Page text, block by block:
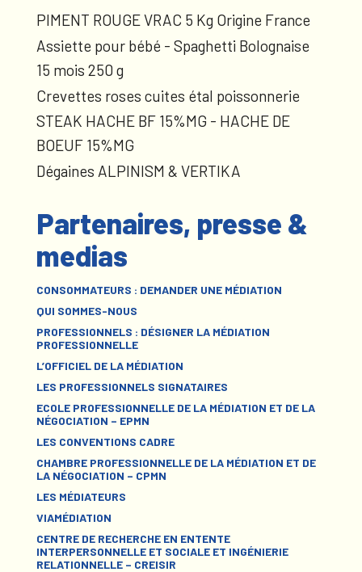
PIMENT ROUGE VRAC 5 Kg Origine France
Assiette pour bébé - Spaghetti Bolognaise
15 mois 250 g
Crevettes roses cuites étal poissonnerie
STEAK HACHE BF 15%MG - HACHE DE
BOEUF 15%MG
Dégaines ALPINISM & VERTIKA
Partenaires, presse &
medias
CONSOMMATEURS : DEMANDER UNE MÉDIATION
QUI SOMMES-NOUS
PROFESSIONNELS : DÉSIGNER LA MÉDIATION
PROFESSIONNELLE
L’OFFICIEL DE LA MÉDIATION
LES PROFESSIONNELS SIGNATAIRES
ECOLE PROFESSIONNELLE DE LA MÉDIATION ET DE LA
NÉGOCIATION – EPMN
LES CONVENTIONS CADRE
CHAMBRE PROFESSIONNELLE DE LA MÉDIATION ET DE
LA NÉGOCIATION – CPMN
LES MÉDIATEURS
VIAMÉDIATION
CENTRE DE RECHERCHE EN ENTENTE
INTERPERSONNELLE ET SOCIALE ET INGÉNIERIE
RELATIONNELLE – CREISIR